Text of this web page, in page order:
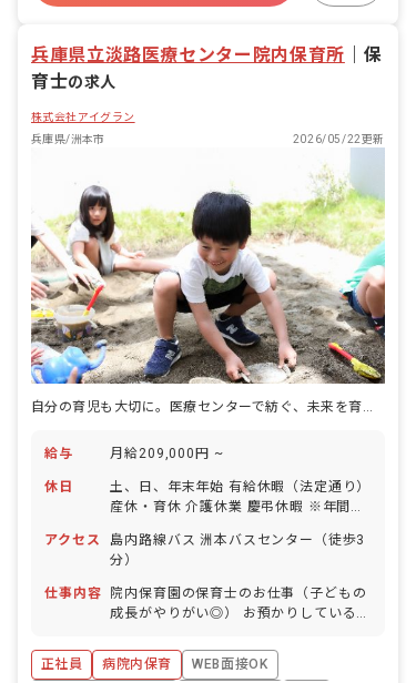
兵庫県立淡路医療センター院内保育所
保
育士の求人
株式会社アイグラン
兵庫県/洲本市
2026/05/22更新
自分の育児も大切に。医療センターで紡ぐ、未来を育む温かな保育
給与 月給209,000円 ~
休日
土、日、年末年始 有給休暇（法定通り）
産休・育休 介護休業 慶弔休暇 ※年間休
アクセス
島内路線バス 洲本バスセンター（徒歩3
分）
仕事内容
院内保育園の保育士のお仕事（子どもの
成長がやりがい◎） お預かりしている子
食事・睡眠・排泄・清潔・衣類の着脱等
・集団生活を通じた社会性の装着 ・行事
正社員 病院内保育
WEB面接OK